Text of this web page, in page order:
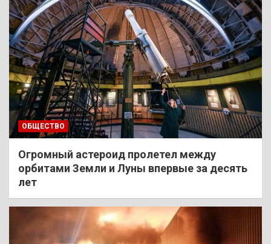
ОБЩЕСТВО
Огромный астероид пролетел между
орбитами Земли и Луны впервые за десять
лет